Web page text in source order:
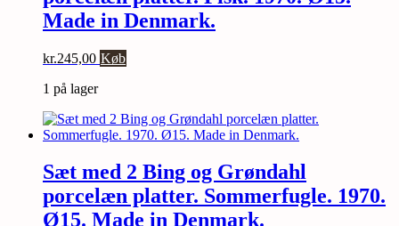
Made in Denmark.
kr.245,00 Køb
1 på lager
Sæt med 2 Bing og Grøndahl
porcelæn platter. Sommerfugle. 1970.
Ø15. Made in Denmark.